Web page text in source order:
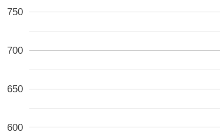
600
650
700
750